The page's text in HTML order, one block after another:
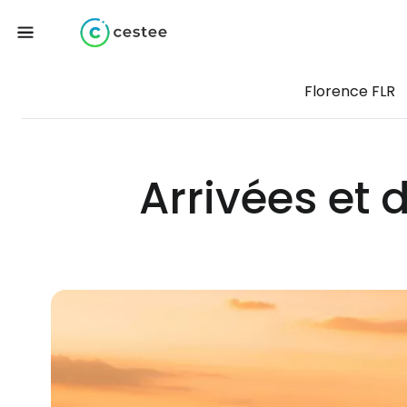
Florence FLR
Arrivées et